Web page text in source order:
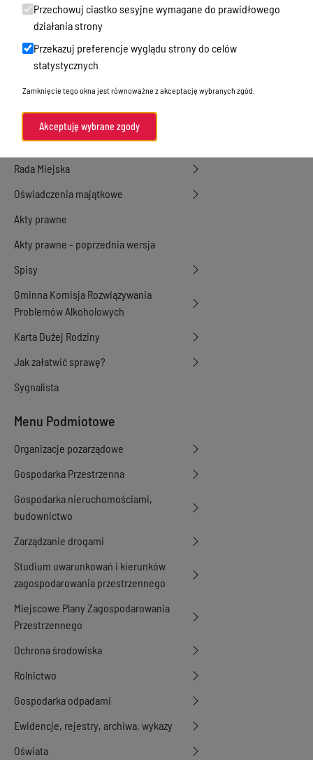
Ogłoszenia
Petycje
Nabór
Dyżury Aptek w Powiecie Ostródzkim
Komunikacja publiczna
Nieodpłatna pomoc prawna
Rada Miejska
Oświadczenia majątkowe
Akty prawne
Akty prawne - poprzednia wersja
Spisy
Gminna Komisja Rozwiązywania
Problemów Alkoholowych
Karta Dużej Rodziny
Jak załatwić sprawę?
Sygnalista
Menu Podmiotowe
Organizacje pozarządowe
Gospodarka Przestrzenna
Gospodarka nieruchomościami,
budownictwo
Zarządzanie drogami
Studium uwarunkowań i kierunków
zagospodarowania przestrzennego
Miejscowe Plany Zagospodarowania
Przestrzennego
Ochrona środowiska
Rolnictwo
Gospodarka odpadami
Ewidencje, rejestry, archiwa, wykazy
Oświata
Przechowuj ciastko sesyjne wymagane do prawidłowego
działania strony
Przekazuj preferencje wyglądu strony do celów
statystycznych
Zamknięcie tego okna jest równoważne z akceptację wybranych zgód.
Akceptuję wybrane zgody